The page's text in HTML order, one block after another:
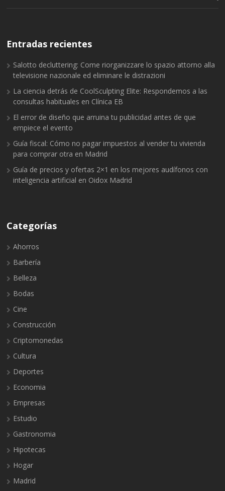
Entradas recientes
Salotto decluttering: Come riorganizzare lo spazio attorno alla
televisione nazionale ed eliminare le distrazioni
La ciencia detrás de CoolSculpting Elite: Respondemos a las
consultas habituales en Clínica EB
El error de diseño que arruina tu publicidad antes de que
empiece el evento
Guía fiscal: Cómo no pagar impuestos al vender tu vivienda
para comprar otra en Madrid
Guía de precios y ofertas 2×1 en los mejores audífonos con
inteligencia artificial en Oidox Madrid
Categorías
Ahorros
Barbería
Belleza
Bodas
Cine
Construcción
Criptomonedas
Cultura
Deportes
Economia
Empresas
Estudio
Gastronomia
Hipotecas
Hogar
Madrid